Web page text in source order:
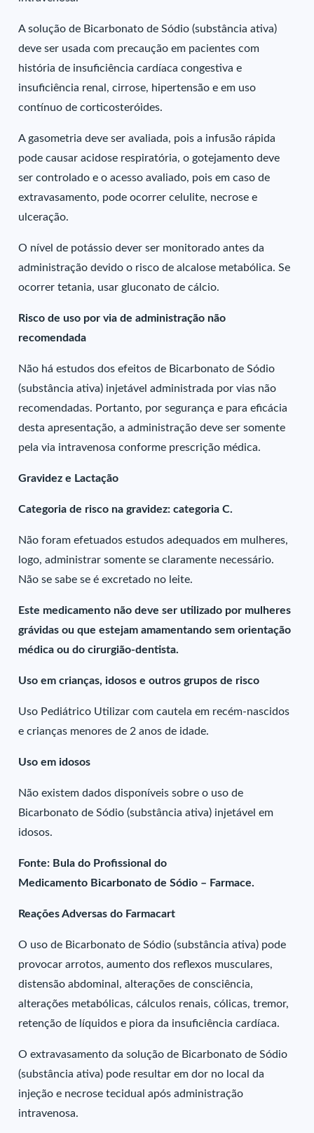
A solução de Bicarbonato de Sódio (substância ativa)
deve ser usada com precaução em pacientes com
história de insuficiência cardíaca congestiva e
insuficiência renal, cirrose, hipertensão e em uso
contínuo de corticosteróides.
A gasometria deve ser avaliada, pois a infusão rápida
pode causar acidose respiratória, o gotejamento deve
ser controlado e o acesso avaliado, pois em caso de
extravasamento, pode ocorrer celulite, necrose e
ulceração.
O nível de potássio dever ser monitorado antes da
administração devido o risco de alcalose metabólica. Se
ocorrer tetania, usar gluconato de cálcio.
Risco de uso por via de administração não
recomendada
Não há estudos dos efeitos de Bicarbonato de Sódio
(substância ativa) injetável administrada por vias não
recomendadas. Portanto, por segurança e para eficácia
desta apresentação, a administração deve ser somente
pela via intravenosa conforme prescrição médica.
Gravidez e Lactação
Categoria de risco na gravidez: categoria C.
Não foram efetuados estudos adequados em mulheres,
logo, administrar somente se claramente necessário.
Não se sabe se é excretado no leite.
Este medicamento não deve ser utilizado por mulheres
grávidas ou que estejam amamentando sem orientação
médica ou do cirurgião-dentista.
Uso em crianças, idosos e outros grupos de risco
Uso Pediátrico Utilizar com cautela em recém-nascidos
e crianças menores de 2 anos de idade.
Uso em idosos
Não existem dados disponíveis sobre o uso de
Bicarbonato de Sódio (substância ativa) injetável em
idosos.
Fonte: Bula do Profissional do
Medicamento Bicarbonato de Sódio – Farmace.
Reações Adversas do Farmacart
O uso de Bicarbonato de Sódio (substância ativa) pode
provocar arrotos, aumento dos reflexos musculares,
distensão abdominal, alterações de consciência,
alterações metabólicas, cálculos renais, cólicas, tremor,
retenção de líquidos e piora da insuficiência cardíaca.
O extravasamento da solução de Bicarbonato de Sódio
(substância ativa) pode resultar em dor no local da
injeção e necrose tecidual após administração
intravenosa.